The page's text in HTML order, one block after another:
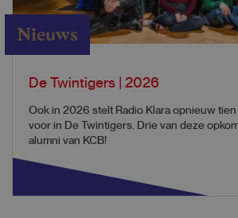
Nieuws
De Twintigers | 2026
Ook in 2026 stelt Radio Klara opnieuw
voor in De Twintigers. Drie van deze
alumni van KCB!